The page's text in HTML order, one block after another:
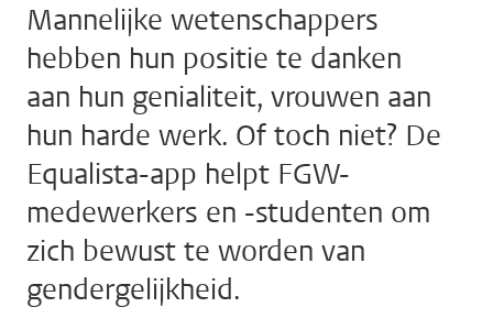
Mannelijke wetenschappers
hebben hun positie te danken
aan hun genialiteit, vrouwen aan
hun harde werk. Of toch niet? De
Equalista-app helpt FGW-
medewerkers en -studenten om
zich bewust te worden van
gendergelijkheid.